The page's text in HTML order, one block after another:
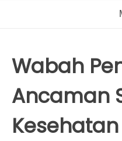
Wabah
Ancaman